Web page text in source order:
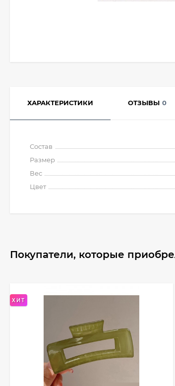
ХАРАКТЕРИСТИКИ ОТЗЫВЫ 0
Состав
Размер
Вес
Цвет
Покупатели, которые
ХИТ